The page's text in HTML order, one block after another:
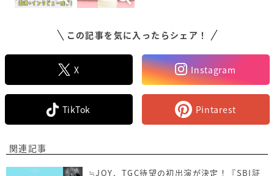
この記事を気に入ったらシェア！
X Instagram
TikTok Pintarest
関連記事
≒JOY、TGC待望の初出演が決定！『SBI証